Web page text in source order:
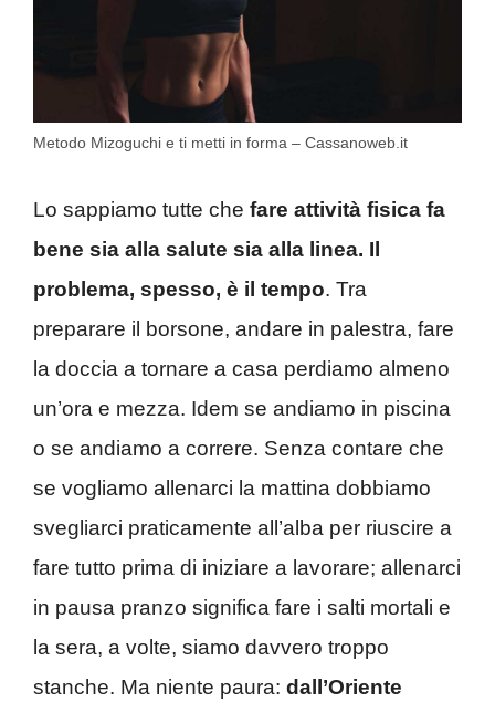
Metodo Mizoguchi e ti metti in forma – Cassanoweb.it
Lo sappiamo tutte che fare attività fisica fa
bene sia alla salute sia alla linea. Il
problema, spesso, è il tempo. Tra
preparare il borsone, andare in palestra, fare
la doccia a tornare a casa perdiamo almeno
un’ora e mezza. Idem se andiamo in piscina
o se andiamo a correre. Senza contare che
se vogliamo allenarci la mattina dobbiamo
svegliarci praticamente all’alba per riuscire a
fare tutto prima di iniziare a lavorare; allenarci
in pausa pranzo significa fare i salti mortali e
la sera, a volte, siamo davvero troppo
stanche. Ma niente paura: dall’Oriente